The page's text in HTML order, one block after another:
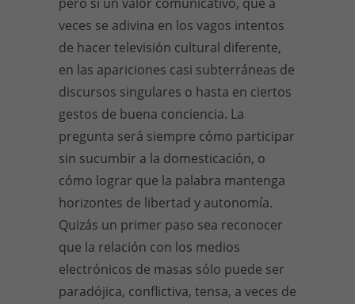
veces se adivina en los vagos intentos
de hacer televisión cultural diferente,
en las apariciones casi subterráneas de
discursos singulares o hasta en ciertos
gestos de buena conciencia. La
pregunta será siempre cómo participar
sin sucumbir a la domesticación, o
cómo lograr que la palabra mantenga
horizontes de libertad y autonomía.
Quizás un primer paso sea reconocer
que la relación con los medios
electrónicos de masas sólo puede ser
paradójica, conflictiva, tensa, a veces de